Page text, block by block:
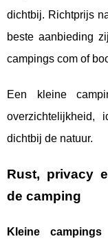
dichtbij. Richtprijs
beste aanbieding
campings com of
Een kleine
overzichtelijkheid,
dichtbij de natuur.
Rust, privacy
de camping
Kleine